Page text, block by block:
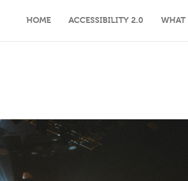
HOME ACCESSIBILITY 2.0 WHAT